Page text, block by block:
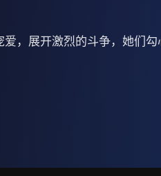
，展开激烈的斗争，她们